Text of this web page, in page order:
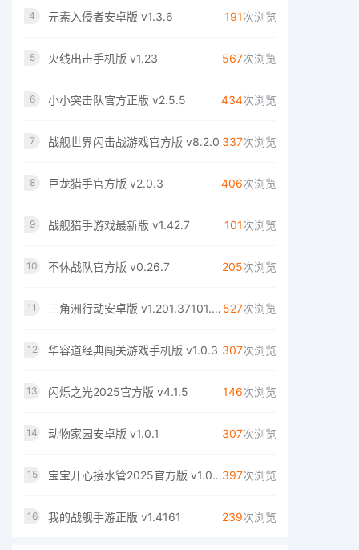
4 元素入侵者安卓版 v1.3.6 191次浏览
5 火线出击手机版 v1.23 567次浏览
6 小小突击队官方正版 v2.5.5 434次浏览
7 战舰世界闪击战游戏官方版 v8.2.0 337次浏览
8 巨龙猎手官方版 v2.0.3 406次浏览
9 战舰猎手游戏最新版 v1.42.7 101次浏览
10 不休战队官方版 v0.26.7 205次浏览
11 三角洲行动安卓版 v1.201.37101.35 527次浏览
12 华容道经典闯关游戏手机版 v1.0.3 307次浏览
13 闪烁之光2025官方版 v4.1.5 146次浏览
14 动物家园安卓版 v1.0.1 307次浏览
15 宝宝开心接水管2025官方版 v1.0.0397次浏览
16 我的战舰手游正版 v1.4161 239次浏览